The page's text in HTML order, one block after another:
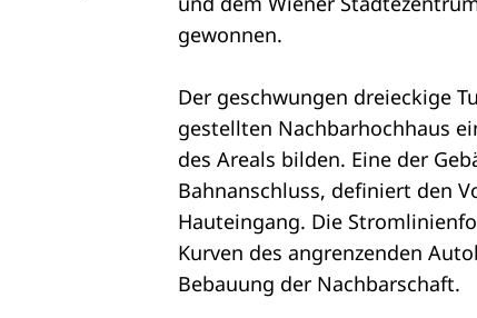
gewonnen.
Der geschwungen dreieckige
gestellten Nachbarhochhaus
des Areals bilden. Eine der
Bahnanschluss, definiert den
Hauteingang. Die
Kurven des angrenzenden
Bebauung der Nachbarschaft.